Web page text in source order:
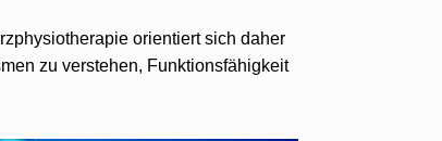
orientiert sich daher
zu verstehen, Funktionsfähigkeit